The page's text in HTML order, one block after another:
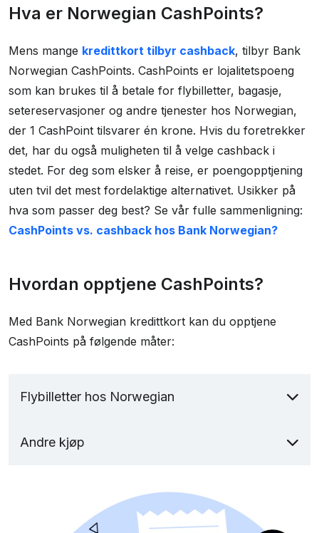
Hva er Norwegian CashPoints?
Mens mange kredittkort tilbyr cashback, tilbyr Bank
Norwegian CashPoints. CashPoints er lojalitetspoeng
som kan brukes til å betale for flybilletter, bagasje,
setereservasjoner og andre tjenester hos Norwegian,
der 1 CashPoint tilsvarer én krone. Hvis du foretrekker
det, har du også muligheten til å velge cashback i
stedet. For deg som elsker å reise, er poengopptjening
uten tvil det mest fordelaktige alternativet. Usikker på
hva som passer deg best? Se vår fulle sammenligning:
CashPoints vs. cashback hos Bank Norwegian?
Hvordan opptjene CashPoints?
Med Bank Norwegian kredittkort kan du opptjene
CashPoints på følgende måter:
Flybilletter hos Norwegian
Flex-billetter: 5 % CashPoints
Andre kjøp
Lounge Pass: 8 % CashPoints